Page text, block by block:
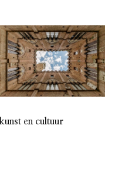
kunst en cultuur